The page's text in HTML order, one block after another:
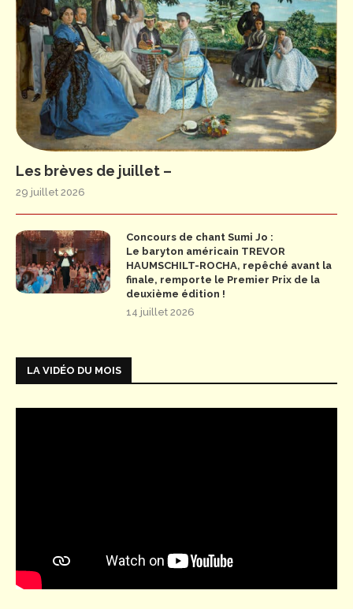
Les brèves de juillet –
29 juillet 2026
Concours de chant Sumi Jo :
Le baryton américain TREVOR
HAUMSCHILT-ROCHA, repêché avant la
finale, remporte le Premier Prix de la
deuxième édition !
14 juillet 2026
LA VIDÉO DU MOIS